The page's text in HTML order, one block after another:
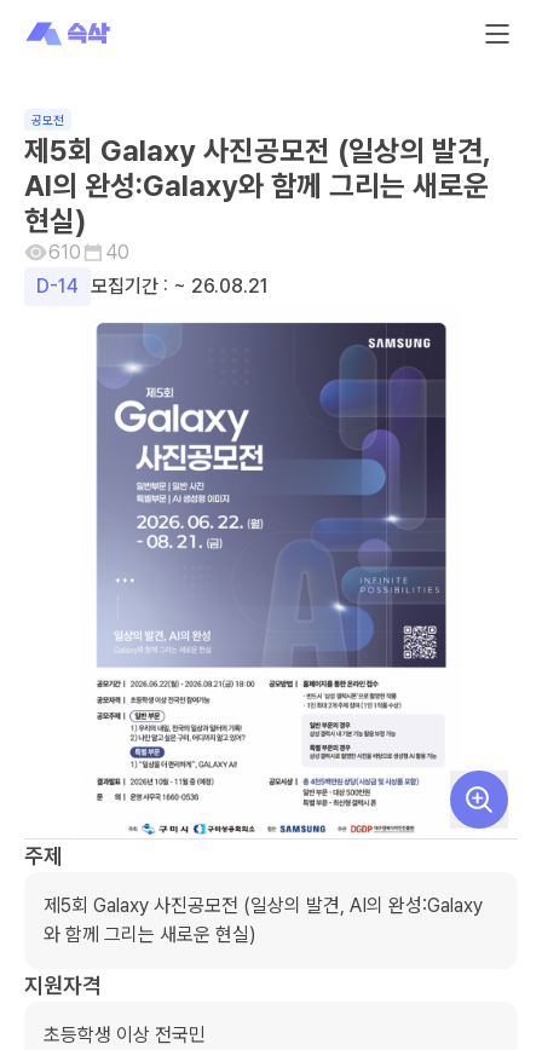
공모전
제5회 Galaxy 사진공모전 (일상의 발견,
AI의 완성:Galaxy와 함께 그리는 새로운
현실)
610
40
D-14 모집기간 : ~ 26.08.21
주제
제5회 Galaxy 사진공모전 (일상의 발견, AI의 완성:Galaxy
와 함께 그리는 새로운 현실)
지원자격
초등학생 이상 전국민